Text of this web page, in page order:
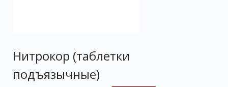
Нитрокор (таблетки
подъязычные)